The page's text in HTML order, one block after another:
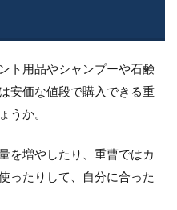
ト用品やシャンプーや石鹸
安価な値段で購入できる重
うか。
を増やしたり、重曹ではカ
ったりして、自分に合った